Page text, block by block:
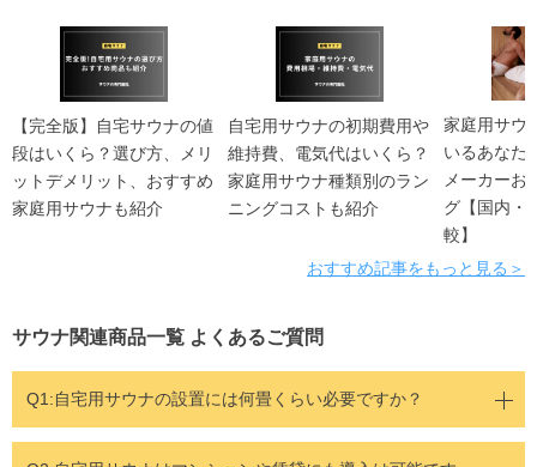
【完全版】自宅サウナの値
段はいくら？選び方、メリ
ットデメリット、おすすめ
家庭用サウナも紹介
自宅用サウナの初期費用や
維持費、電気代はいくら？
家庭用サウナ種類別のラン
ニングコストも紹介
家庭用サウ
いるあなた
メーカーお
グ【国内・
較】
おすすめ記事をもっと見る＞
サウナ関連商品一覧 よくあるご質問
Q1:自宅用サウナの設置には何畳くらい必要ですか？